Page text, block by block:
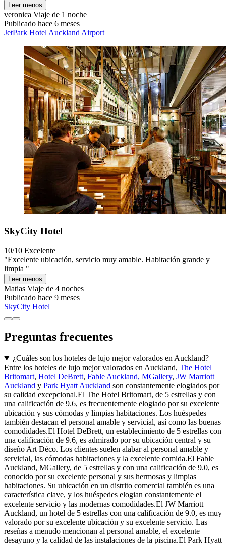
Leer menos
veronica Viaje de 1 noche
Publicado hace 6 meses
JetPark Hotel Auckland Airport
SkyCity Hotel
10/10 Excelente
"Excelente ubicación, servicio muy amable. Habitación grande y
limpia "
Leer menos
Matias Viaje de 4 noches
Publicado hace 9 meses
SkyCity Hotel
Preguntas frecuentes
¿Cuáles son los hoteles de lujo mejor valorados en Auckland?
Entre los hoteles de lujo mejor valorados en Auckland, The Hotel
Britomart, Hotel DeBrett, Fable Auckland, MGallery, JW Marriott
Auckland y Park Hyatt Auckland son constantemente elogiados por
su calidad excepcional.El The Hotel Britomart, de 5 estrellas y con
una calificación de 9.6, es frecuentemente elogiado por su excelente
ubicación y sus cómodas y limpias habitaciones. Los huéspedes
también destacan el personal amable y servicial, así como las buenas
comodidades.El Hotel DeBrett, un establecimiento de 5 estrellas con
una calificación de 9.6, es admirado por su ubicación central y su
diseño Art Déco. Los clientes suelen alabar al personal amable y
servicial, las cómodas habitaciones y la excelente comida.El Fable
Auckland, MGallery, de 5 estrellas y con una calificación de 9.0, es
conocido por su excelente personal y sus hermosas y limpias
habitaciones. Su ubicación en un distrito comercial también es una
característica clave, y los huéspedes elogian constantemente el
excelente servicio y las modernas comodidades.El JW Marriott
Auckland, un hotel de 5 estrellas con una calificación de 9.0, es muy
valorado por su excelente ubicación y su excelente servicio. Las
reseñas a menudo mencionan al personal amable, el excelente
desayuno y la calidad de las instalaciones de la piscina.El Park Hyatt